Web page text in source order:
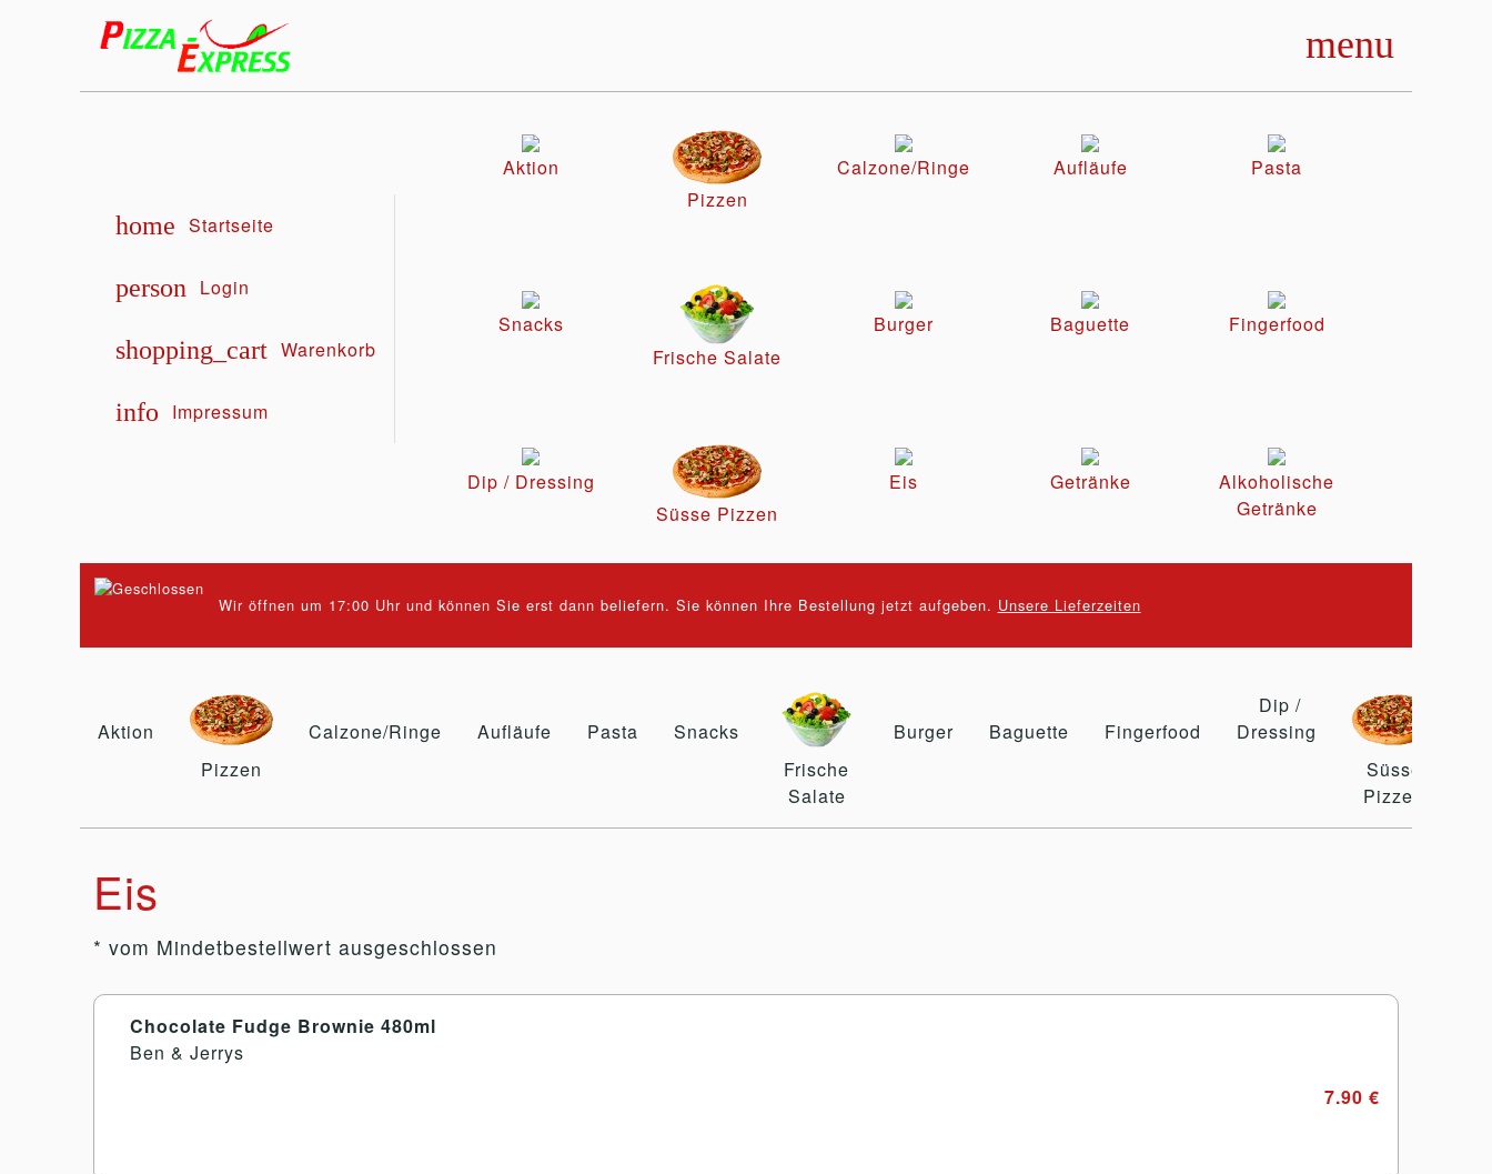
menu
home Startseite
person Login
shopping_cart Warenkorb
info Impressum
Aktion
Pizzen
Calzone/Ringe Aufläufe Pasta
Snacks
Frische Salate
Burger Baguette Fingerfood
Dip / Dressing
Süsse Pizzen
Eis Getränke
Alkoholische
Getränke
Wir öffnen um 17:00 Uhr und können Sie erst dann beliefern. Sie können Ihre Bestellung jetzt aufgeben. Unsere Lieferzeiten
Aktion
Pizzen
Calzone/Ringe Aufläufe Pasta
Snacks
Frische
Salate
Burger Baguette Fingerfood
Dip /
Dressing
Süsse
Pizzen
Eis
* vom Mindetbestellwert ausgeschlossen
Chocolate Fudge Brownie 480ml
Ben & Jerrys
7.90 €